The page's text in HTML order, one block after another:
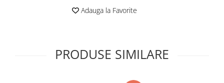
Adauga la Favorite
PRODUSE SIMILARE